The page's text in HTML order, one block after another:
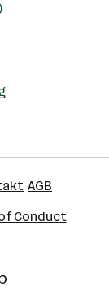
AGB
Conduct